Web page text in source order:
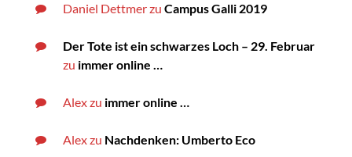
Daniel Dettmerzu Campus Galli 2019
Der Tote ist ein schwarzes Loch – 29. Februar
zu immer online …
Alexzu immer online …
Alexzu Nachdenken: Umberto Eco